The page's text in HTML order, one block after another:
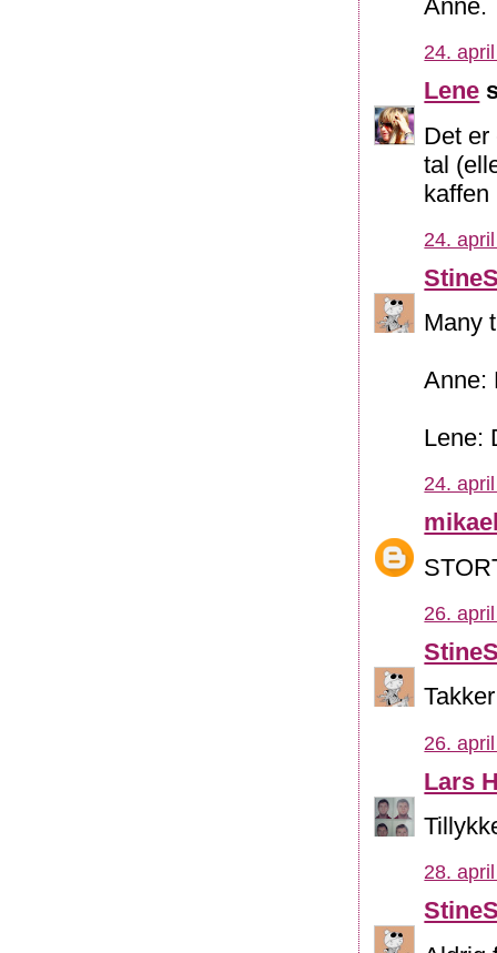
Anne.
24.
Lene
Det er
tal
kaffen
24.
Many
Anne:
Lene:
24.
26.
26.
Lars
28.